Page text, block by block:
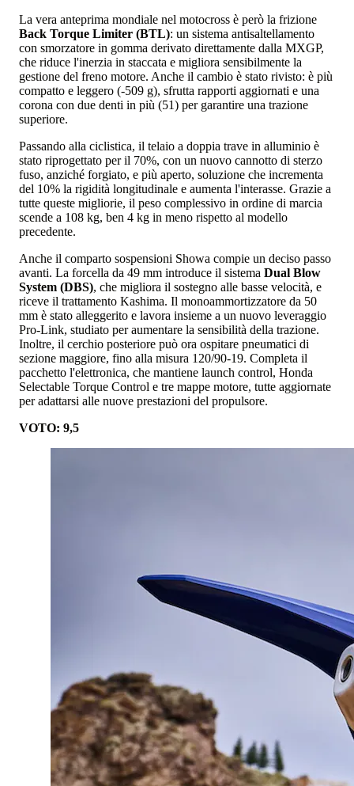
La vera anteprima mondiale nel motocross è però la frizione
Back Torque Limiter (BTL): un sistema antisaltellamento
con smorzatore in gomma derivato direttamente dalla MXGP,
che riduce l'inerzia in staccata e migliora sensibilmente la
gestione del freno motore. Anche il cambio è stato rivisto: è più
compatto e leggero (-509 g), sfrutta rapporti aggiornati e una
corona con due denti in più (51) per garantire una trazione
superiore.
Passando alla ciclistica, il telaio a doppia trave in alluminio è
stato riprogettato per il 70%, con un nuovo cannotto di sterzo
fuso, anziché forgiato, e più aperto, soluzione che incrementa
del 10% la rigidità longitudinale e aumenta l'interasse. Grazie a
tutte queste migliorie, il peso complessivo in ordine di marcia
scende a 108 kg, ben 4 kg in meno rispetto al modello
precedente.
Anche il comparto sospensioni Showa compie un deciso passo
avanti. La forcella da 49 mm introduce il sistema Dual Blow
System (DBS), che migliora il sostegno alle basse velocità, e
riceve il trattamento Kashima. Il monoammortizzatore da 50
mm è stato alleggerito e lavora insieme a un nuovo leveraggio
Pro-Link, studiato per aumentare la sensibilità della trazione.
Inoltre, il cerchio posteriore può ora ospitare pneumatici di
sezione maggiore, fino alla misura 120/90-19. Completa il
pacchetto l'elettronica, che mantiene launch control, Honda
Selectable Torque Control e tre mappe motore, tutte aggiornate
per adattarsi alle nuove prestazioni del propulsore.
VOTO: 9,5